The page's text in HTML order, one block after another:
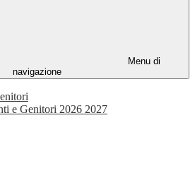
Menu di
navigazione
e Genitori 2026 2027